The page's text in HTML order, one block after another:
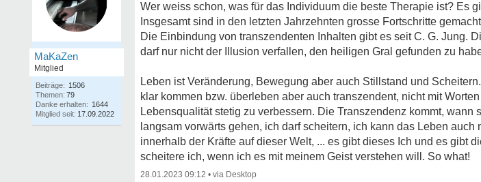
MaKaZen
Mitglied
Beiträge: 1506
Themen: 79
Danke erhalten: 1644
Mitglied seit: 17.09.2022
Wer weiss schon, was für das Individuum die beste Therapie ist? Es
Insgesamt sind in den letzten Jahrzehnten grosse Fortschritte
Die Einbindung von transzendenten Inhalten gibt es seit C. G. Jung.
darf nur nicht der Illusion verfallen, den heiligen Gral gefunden zu
Leben ist Veränderung, Bewegung aber auch Stillstand und
klar kommen bzw. überleben aber auch transzendent, nicht mit
Lebensqualität stetig zu verbessern. Die Transzendenz kommt,
langsam vorwärts gehen, ich darf scheitern, ich kann das Leben
innerhalb der Kräfte auf dieser Welt, ... es gibt dieses Ich und es gibt
scheitere ich, wenn ich es mit meinem Geist verstehen will. So what!
28.01.2023 09:12 •